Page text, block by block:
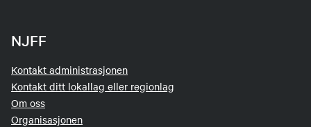
NJFF
Kontakt administrasjonen
Kontakt ditt lokallag eller regionlag
Om oss
Organisasjonen